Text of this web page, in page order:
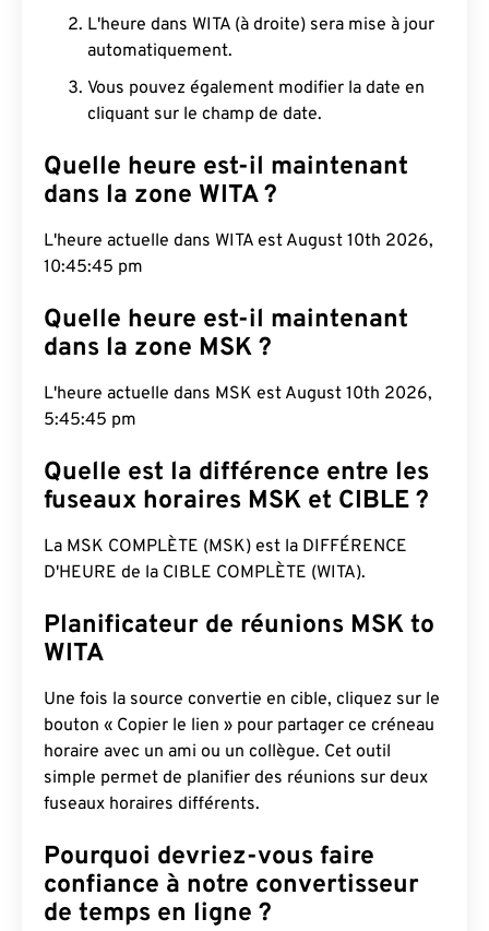
L'heure dans WITA (à droite) sera mise à jour
automatiquement.
Vous pouvez également modifier la date en
cliquant sur le champ de date.
Quelle heure est-il maintenant
dans la zone WITA ?
L'heure actuelle dans WITA est August 10th 2026,
10:45:46 pm
Quelle heure est-il maintenant
dans la zone MSK ?
L'heure actuelle dans MSK est August 10th 2026,
5:45:46 pm
Quelle est la différence entre les
fuseaux horaires MSK et CIBLE ?
La MSK COMPLÈTE (MSK) est la DIFFÉRENCE
D'HEURE de la CIBLE COMPLÈTE (WITA).
Planificateur de réunions MSK to
WITA
Une fois la source convertie en cible, cliquez sur le
bouton « Copier le lien » pour partager ce créneau
horaire avec un ami ou un collègue. Cet outil
simple permet de planifier des réunions sur deux
fuseaux horaires différents.
Pourquoi devriez-vous faire
confiance à notre convertisseur
de temps en ligne ?